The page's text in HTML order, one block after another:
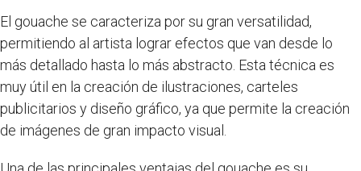
El gouache se caracteriza por su gran versatilidad,
permitiendo al artista lograr efectos que van desde lo
más detallado hasta lo más abstracto. Esta técnica es
muy útil en la creación de ilustraciones, carteles
publicitarios y diseño gráfico, ya que permite la creación
de imágenes de gran impacto visual.